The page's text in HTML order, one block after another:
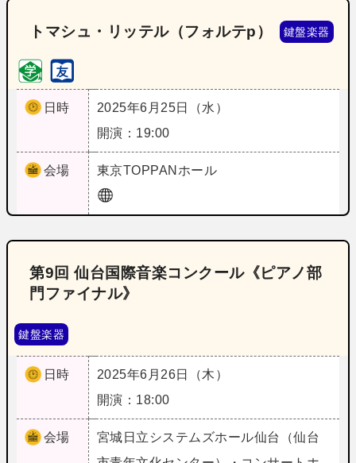
トマシュ・リッテル（フォルテp） 鍵盤楽器
日時
2025年6月25日（水）
開演：19:00
会場 東京TOPPANホール
第9回 仙台国際音楽コンクール《ピアノ部
門ファイナル》
鍵盤楽器
日時
2025年6月26日（木）
開演：18:00
会場 宮城 日立システムズホール仙台（仙台